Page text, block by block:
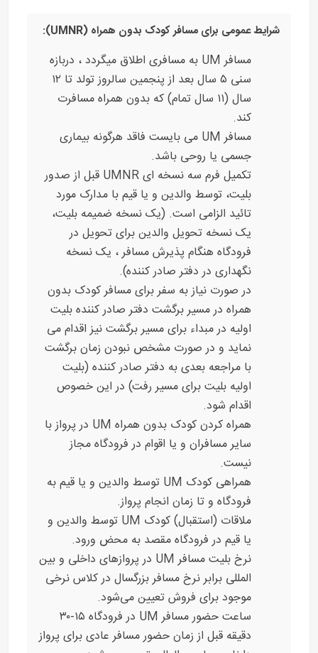
شرایط عمومی برای مسافر کودک بدون همراه (UMNR):
مسافر UM به مسافری اطلاق میگردد ، دربازه
سنی ۵ سال بعد از پنجمین سالروز تولد تا ۱۲
سال (۱۱ سال تمام) که بدون همراه مسافرت
کند.
مسافر UM می بایست فاقد هرگونه بیماری
جسمی یا روحی باشد.
تکمیل فرم سه نسخه ای UMNR قبل از صدور
بلیت، توسط والدین و یا قیم با مدارک مورد
تائید الزامی است. (یک نسخه ضمیمه بلیت،
یک نسخه تحویل والدین برای تحویل در
فرودگاه هنگام پذیرش مسافر ، یک نسخه
نگهداری در دفتر صادر کننده).
در صورت نیاز به سفر برای مسافر کودک بدون
همراه در مسیر برگشت دفتر صادر کننده بلیت
اولیه در مبداء برای مسیر برگشت نیز اقدام می
نماید و در صورت مشخص نبودن زمان برگشت
با مراجعه بعدی به دفتر صادر کننده (بلیت
اولیه بلیت برای مسیر رفت) در این خصوص
اقدام شود.
همراه کردن کودک بدون همراه UM در پرواز با
سایر مسافران و یا اقوام در فرودگاه مجاز
نیست.
همراهی کودک UM توسط والدین و یا قیم به
فرودگاه و تا زمان انجام پرواز.
ملاقات (استقبال) کودک UM توسط والدین و
یا قیم در فرودگاه مقصد به محض ورود.
نرخ بلیت مسافر UM در پروازهای داخلی و بین
المللی برابر نرخ مسافر بزرگسال در کلاس نرخی
موجود برای فروش تعیین می‌شود.
ساعت حضور مسافر UM در فرودگاه ۱۵-۳۰
دقیقه قبل از زمان حضور مسافر عادی برای پرواز